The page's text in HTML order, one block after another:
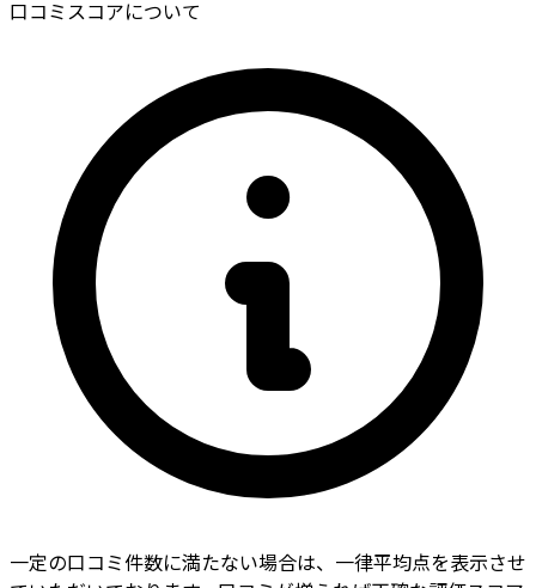
口コミスコアについて
一定の口コミ件数に満たない場合は、一律平均点を表示させ